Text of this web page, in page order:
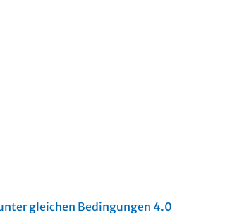
gleichen Bedingungen 4.0